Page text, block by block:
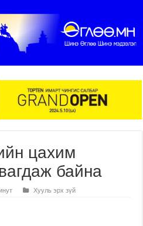
цахим
байна
Хууль эрх зүй